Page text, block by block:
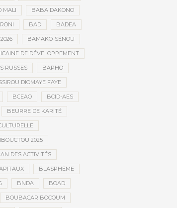
MALI BABA DAKONO
BAD BADEA
BAMAKO-SÉNOU
DE DÉVELOPPEMENT
RUSSES BAPHO
DIOMAYE FAYE
BCEAO BCID-AES
BEURRE DE KARITÉ
2025
DES ACTIVITÉS
BLASPHÈME
BNDA BOAD
BOUBACAR BOCOUM